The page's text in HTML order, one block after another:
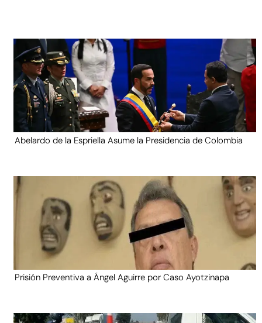
Abelardo de la Espriella Asume la Presidencia de Colombia
Prisión Preventiva a Ángel Aguirre por Caso Ayotzinapa